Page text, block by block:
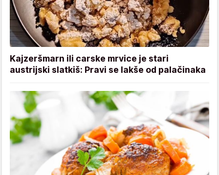
Kajzeršmarn ili carske mrvice je stari
austrijski slatkiš: Pravi se lakše od palačinaka